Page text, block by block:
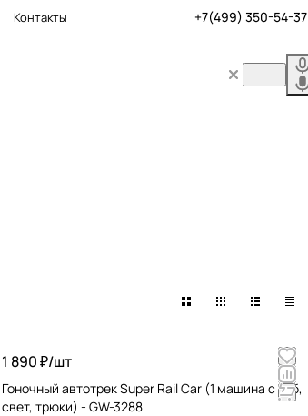
Контакты +7(499) 350-54-37
1 890 ₽/шт
Гоночный автотрек Super Rail Car (1 машина с акб,
свет, трюки) - GW-3288